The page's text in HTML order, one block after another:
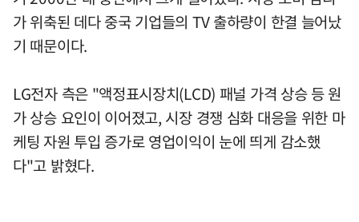
가 위축된 데다 중국 기업들의 TV 출하량이 한결 늘어났
기 때문이다.
LG전자 측은 "액정표시장치(LCD) 패널 가격 상승 등 원
가 상승 요인이 이어졌고, 시장 경쟁 심화 대응을 위한 마
케팅 자원 투입 증가로 영업이익이 눈에 띄게 감소했
다"고 밝혔다.